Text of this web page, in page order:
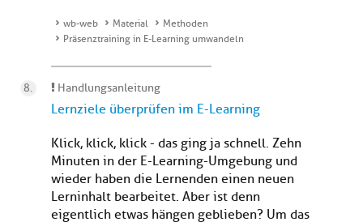
wb-web Material
Methoden
Präsenztraining in E-Learning umwandeln
Handlungsanleitung
Lernziele überprüfen im E-Learning
Klick, klick, klick - das ging ja schnell. Zehn
Minuten in der E-Learning-Umgebung und
wieder haben die Lernenden einen neuen
Lerninhalt bearbeitet. Aber ist denn
eigentlich etwas hängen geblieben? Um das